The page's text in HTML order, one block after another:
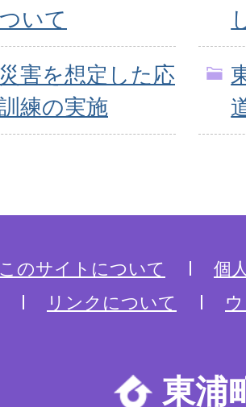
いて
害を想定した応
練の実施
このサイトについて
個
リンクについて
東浦